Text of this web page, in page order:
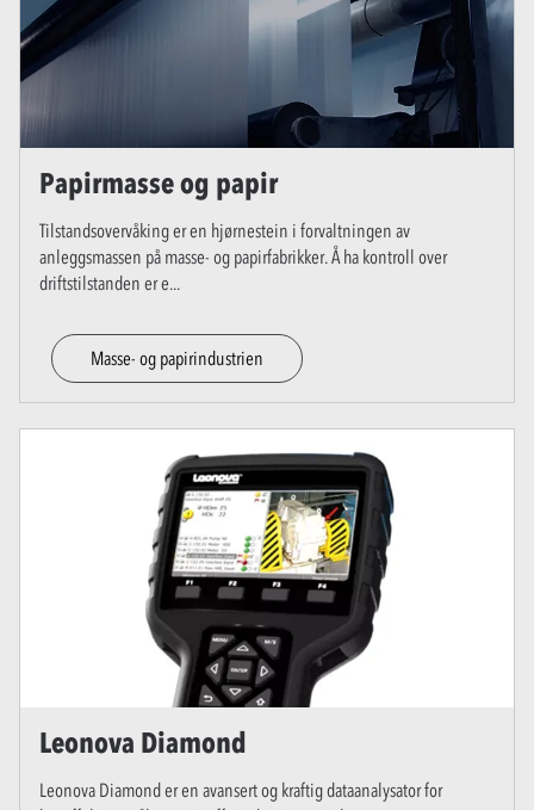
Papirmasse og papir
Tilstandsovervåking er en hjørnestein i forvaltningen av
anleggsmassen på masse- og papirfabrikker. Å ha kontroll over
driftstilstanden er e...
Masse- og papirindustrien
Leonova Diamond
Leonova Diamond er en avansert og kraftig dataanalysator for